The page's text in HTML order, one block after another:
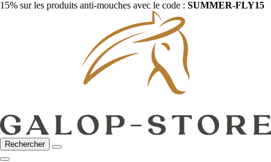
15% sur les produits anti-mouches avec le code : SUMMER-FLY15
Rechercher